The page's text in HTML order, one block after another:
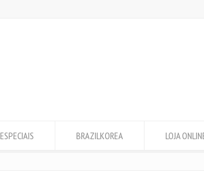
ESPECIAIS BRAZILKOREA LOJA